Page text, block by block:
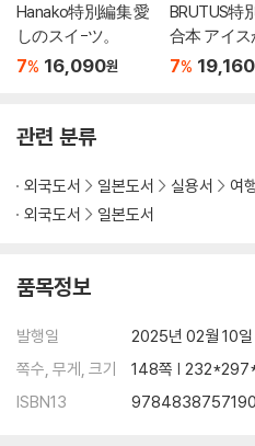
Hanako特別編集 愛
しのスイ-ツ。
7% 16,090원
BRUTUS特
合本 アイ
ナツか。
7% 19,160
관련 분류
외국도서 일본도서 실용서 여행
외국도서
일본도서
품목정보
발행일
2025년 02월 10일
쪽수, 무게, 크기
148쪽 |
ISBN13
9784838757190